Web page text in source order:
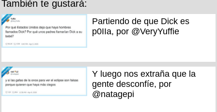
También te gustará:
Partiendo de que Dick es
p0IIa, por @VeryYuffie
Y luego nos extraña que la
gente desconfíe, por
@natagepi